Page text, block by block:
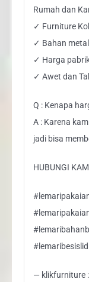
Rumah dan
✓ Furniture
✓ Bahan
✓ Harga
✓ Awet dan
Q : Kenapa
A : Karena
jadi bisa
HUBUNGI
— klikfurniture